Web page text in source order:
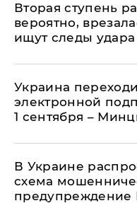
Вторая ступень
вероятно,
ищут следы
Украина
электронной
1 сентября –
В Украине
схема
предупреждение